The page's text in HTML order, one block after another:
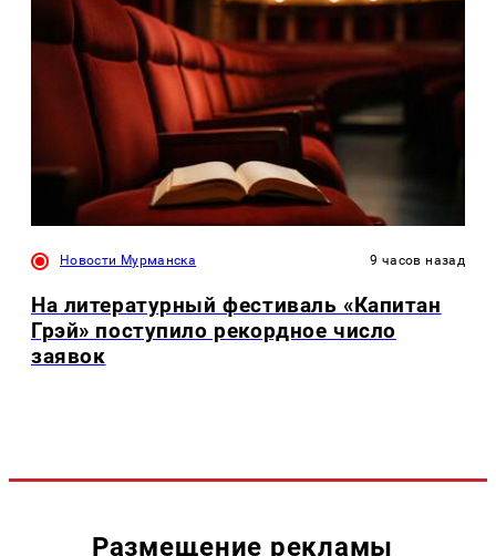
Новости Мурманска 9 часов назад
На литературный фестиваль «Капитан
Грэй» поступило рекордное число
заявок
Размещение рекламы